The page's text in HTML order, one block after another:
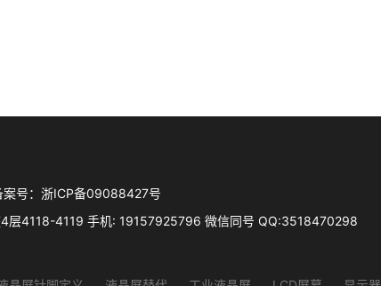
号： 浙ICP备09088427号
层4118-4119 手机: 19157925796 微信同号 QQ:3518470298